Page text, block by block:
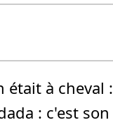
était à cheval :
: c'est son